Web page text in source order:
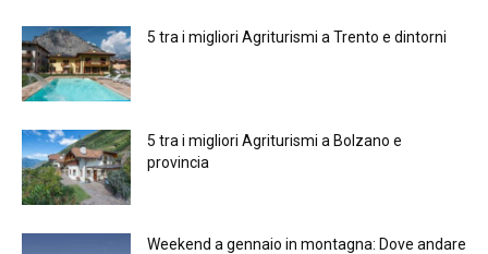
5 tra i migliori Agriturismi a Trento e dintorni
5 tra i migliori Agriturismi a Bolzano e
provincia
Weekend a gennaio in montagna: Dove andare